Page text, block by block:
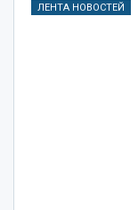
ЛЕНТА НОВОСТЕЙ